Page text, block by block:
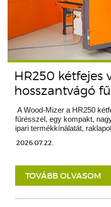
HR250 kétfejes
hosszantvágó
A Wood-Mizer a HR250
fűrésszel, egy kompakt,
ipari termékkínálatát,
2026.07.22.
TOVÁBB OLVASOM